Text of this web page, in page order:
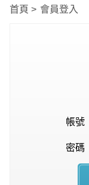
首頁 會員登入
帳號
密碼